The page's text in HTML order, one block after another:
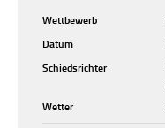
Wettbewerb
Datum
Schiedsrichter
Wetter